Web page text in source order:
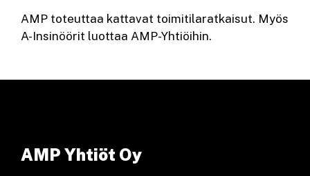
AMP toteuttaa kattavat toimitilaratkaisut. Myös
A-Insinöörit luottaa AMP-Yhtiöihin.
AMP Yhtiöt Oy